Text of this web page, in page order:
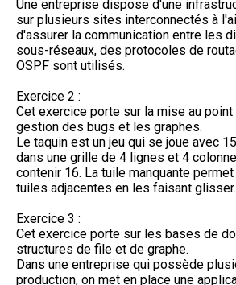
Une entreprise dispose d'une
sur plusieurs sites interconnectés à
d'assurer la communication entre les
sous-réseaux, des protocoles de
OSPF sont utilisés.
Exercice 2 :
Cet exercice porte sur la mise au point
gestion des bugs et les graphes.
Le taquin est un jeu qui se joue avec
dans une grille de 4 lignes et 4
contenir 16. La tuile manquante
tuiles adjacentes en les faisant glisser.
Exercice 3 :
Cet exercice porte sur les bases de
structures de file et de graphe.
Dans une entreprise qui possède
production, on met en place une